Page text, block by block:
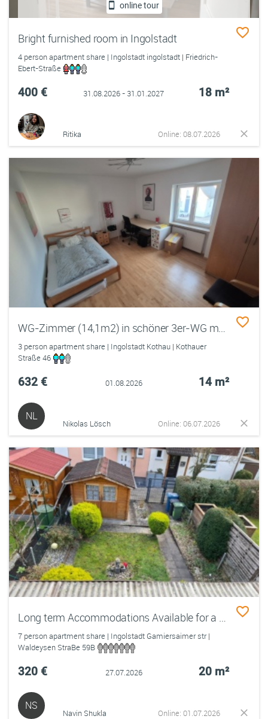
online tour
Bright furnished room in Ingolstadt
4 person apartment share | Ingolstadt ingolstadt | Friedrich-
Ebert-Straße
400 € 31.08.2026 - 31.01.2027 18 m²
Ritika Online: 08.07.2026
3 person apartment share | Ingolstadt Kothau | Kothauer
Straße 46
632 € 01.08.2026 14 m²
NL
Nikolas Lösch Online: 06.07.2026
7 person apartment share | Ingolstadt Gamiersaimer str |
Waldeysen StraBe 59B
320 € 27.07.2026 20 m²
NS
Navin Shukla Online: 01.07.2026